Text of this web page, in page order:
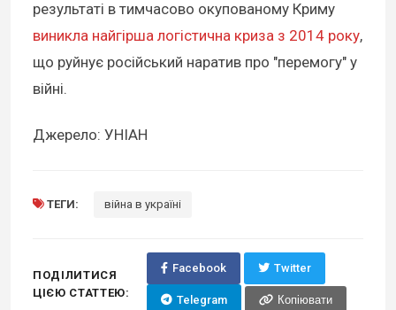
результаті в тимчасово окупованому Криму
виникла найгірша логістична криза з 2014 року,
що руйнує російський наратив про "перемогу" у
війні.
Джерело: УНІАН
ТЕГИ: війна в україні
ПОДІЛИТИСЯ
ЦІЄЮ СТАТТЕЮ:
Facebook Twitter
Telegram Копіювати